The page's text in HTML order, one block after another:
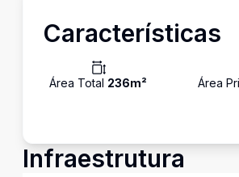
Características
Área Total 236m² Área
Infraestrutura